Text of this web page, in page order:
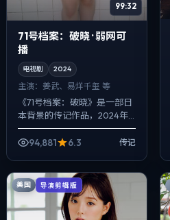
99:32
71号档案：破晓 · 弱网可
播
电视剧 2024
主演： 姜武、易烊千玺 等
《71号档案：破晓》是一部日
本背景的传记作品，2024年
公映，由克里斯托弗·诺兰执
导，姜武、易烊千玺、秦昊等
94,881 6.3 传记
美国 导演剪辑版